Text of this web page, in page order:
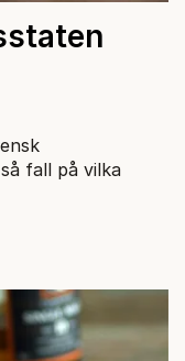
fall på vilka